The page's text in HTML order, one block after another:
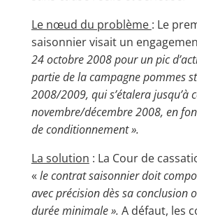
Le nœud du problème : Le
saisonnier visait un
24 octobre 2008 pour un pic
partie de la campagne pommes
2008/2009, qui s’étalera jusqu’à
novembre/décembre 2008, en
de conditionnement ».
La solution : La Cour de
«le contrat saisonnier doit
avec précision dès sa conclusion
durée minimale ». A défaut, les